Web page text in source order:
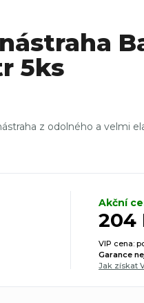
5ks
z odolného a velmi
Akční
204
VIP cena:
Garance
Jak získat